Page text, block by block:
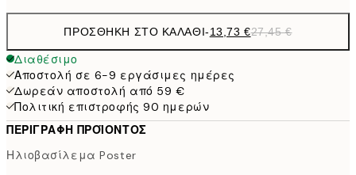
ΠΡΟΣΘΉΚΗ ΣΤΟ ΚΑΛΆΘΙ-13,73 €27,45 €
Διαθέσιμο
Αποστολή σε 6-9 εργάσιμες ημέρες
Δωρεάν αποστολή από 59 €
Πολιτική επιστροφής 90 ημερών
ΠΕΡΙΓΡΑΦΉ ΠΡΟΪΌΝΤΟΣ
Ηλιοβασίλεμα Poster